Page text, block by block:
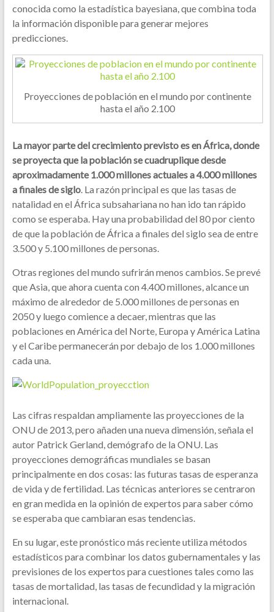
conocida como la estadística bayesiana, que combina toda
la información disponible para generar mejores
predicciones.
Proyecciones de población en el mundo por continente
hasta el año 2.100
La mayor parte del crecimiento previsto es en África, donde
se proyecta que la población se cuadruplique desde
aproximadamente 1.000 millones actuales a 4.000 millones
a finales de siglo. La razón principal es que las tasas de
natalidad en el África subsahariana no han ido tan rápido
como se esperaba. Hay una probabilidad del 80 por ciento
de que la población de África a finales del siglo sea de entre
3.500 y 5.100 millones de personas.
Otras regiones del mundo sufrirán menos cambios. Se prevé
que Asia, que ahora cuenta con 4.400 millones, alcance un
máximo de alrededor de 5.000 millones de personas en
2050 y luego comience a decaer, mientras que las
poblaciones en América del Norte, Europa y América Latina
y el Caribe permanecerán por debajo de los 1.000 millones
cada una.
Las cifras respaldan ampliamente las proyecciones de la
ONU de 2013, pero añaden una nueva dimensión, señala el
autor Patrick Gerland, demógrafo de la ONU. Las
proyecciones demográficas mundiales se basan
principalmente en dos cosas: las futuras tasas de esperanza
de vida y de fertilidad. Las técnicas anteriores se centraron
en gran medida en la opinión de expertos para saber cómo
se esperaba que cambiaran esas tendencias.
En su lugar, este pronóstico más reciente utiliza métodos
estadísticos para combinar los datos gubernamentales y las
previsiones de los expertos para cuestiones tales como las
tasas de mortalidad, las tasas de fecundidad y la migración
internacional.